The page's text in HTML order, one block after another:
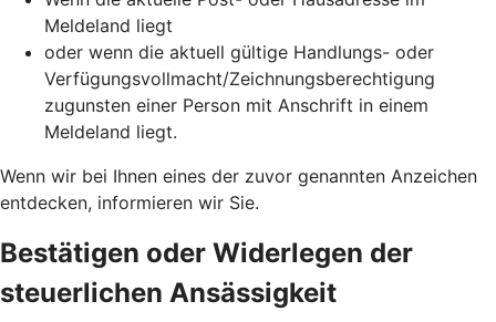
Meldeland liegt
oder wenn die aktuell gültige Handlungs- oder
Verfügungsvollmacht/Zeichnungsberechtigung
zugunsten einer Person mit Anschrift in einem
Meldeland liegt.
Wenn wir bei Ihnen eines der zuvor genannten Anzeichen
entdecken, informieren wir Sie.
Bestätigen oder Widerlegen der
steuerlichen Ansässigkeit